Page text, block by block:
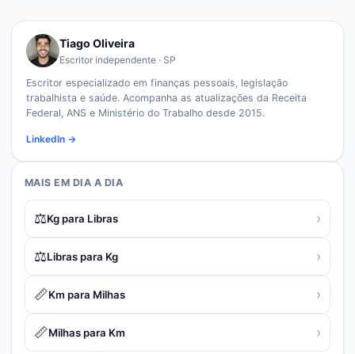
Tiago Oliveira
Escritor independente · SP
Escritor especializado em finanças pessoais, legislação
trabalhista e saúde. Acompanha as atualizações da Receita
Federal, ANS e Ministério do Trabalho desde 2015.
LinkedIn →
MAIS EM DIA A DIA
⚖️Kg para Libras ›
⚖️Libras para Kg ›
📏Km para Milhas ›
📏Milhas para Km ›